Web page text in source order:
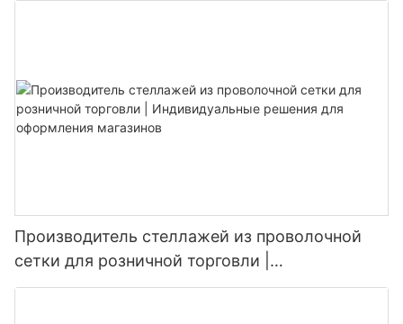
Производитель стеллажей из проволочной
сетки для розничной торговли |
Индивидуальные решения для оформления